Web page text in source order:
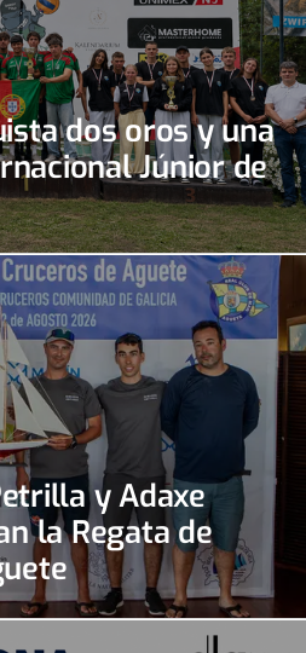
dos oros y una
Júnior de
y Adaxe
la Regata de